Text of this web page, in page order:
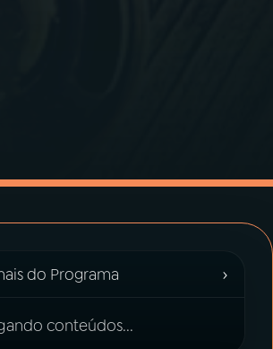
do Programa ›
conteúdos...